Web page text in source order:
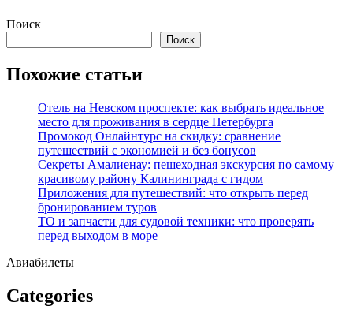
Перейти
содержимому
Поиск
Поиск
Похожие статьи
Отель на Невском проспекте: как выбрать идеальное
место для проживания в сердце Петербурга
Промокод Онлайнтурс на скидку: сравнение
путешествий с экономией и без бонусов
Секреты Амалиенау: пешеходная экскурсия по самому
красивому району Калининграда с гидом
Приложения для путешествий: что открыть перед
бронированием туров
ТО и запчасти для судовой техники: что проверять
перед выходом в море
Авиабилеты
Categories